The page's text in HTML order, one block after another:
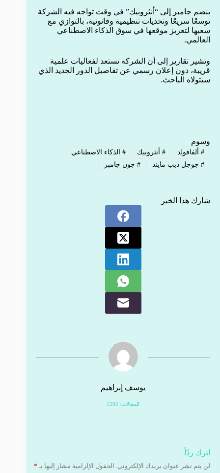
ينضم جامبر إلى “أنثروبيك” في وقت تواجه فيه الشركة
توسعًا سريعًا وتحديات تنظيمية وقانونية، بالتوازي مع
سعيها لتعزيز موقعها في سوق الذكاء الاصطناعي
العالمي.
وتشير تقارير إلى أن الشركة تستعد لفعاليات علمية
قريبة، دون إعلان رسمي عن تفاصيل الدور الجديد الذي
سيتولاه الباحث.
وسوم
#ألفافولد #أنثروبيك # الذكاء الاصطناعي
#جوجل ديب مايند #جون جامبر
شارك هذا الخبر
يوسف إبراهيم
المقالات: 1292
اترك ردّاً
لن يتم نشر عنوان بريدك الإلكتروني. الحقول الإلزامية مشار إليها بـ *